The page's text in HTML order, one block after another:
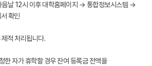
음날 12시 이후 대학홈페이지 → 통합정보시스템 →
확인
적 처리됩니다.
한 자가 휴학할 경우 잔여 등록금 전액을